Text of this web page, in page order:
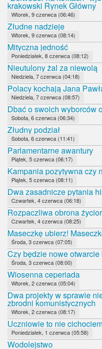
krakowski Rynek Główny
Wtorek, 9 czerwca (06:46)
Złudne nadzieje
Wtorek, 9 czerwca (08:14)
Mityczna jedność
Poniedziałek, 8 czerwca (08:12)
Nieutulony żal za niewolą
Niedziela, 7 czerwca (04:18)
Polacy kochają Jana
Niedziela, 7 czerwca (08:57)
Dbać o swoich wyborców
Sobota, 6 czerwca (06:34)
Złudny podział
Sobota, 6 czerwca (11:41)
Parlamentarne awantury
Piątek, 5 czerwca (06:17)
Kampania pozytywna czy
Piątek, 5 czerwca (08:11)
Dwa zasadnicze pytania
Czwartek, 4 czerwca (06:18)
Rozpaczliwa obrona
Czwartek, 4 czerwca (08:25)
Maseczkę ubierz!
Środa, 3 czerwca (07:05)
Czy będzie nowe
Środa, 3 czerwca (08:00)
Wiosenna ceperiada
Wtorek, 2 czerwca (05:04)
Dwa projekty w sprawie
zbrodni komunistycznych
Wtorek, 2 czerwca (08:17)
Uczniowie to nie
Poniedziałek, 1 czerwca (05:58)
Wodolejstwo